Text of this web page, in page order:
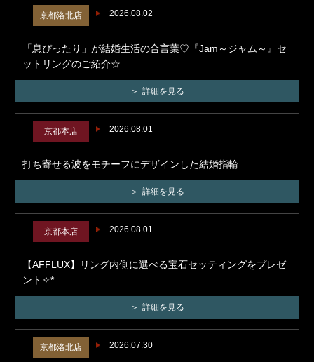
2026.08.02
京都洛北店
「息ぴったり」が結婚生活の合言葉♡『Jam～ジャム～』セ
ットリングのご紹介☆
詳細を見る
2026.08.01
京都本店
打ち寄せる波をモチーフにデザインした結婚指輪
詳細を見る
2026.08.01
京都本店
【AFFLUX】リング内側に選べる宝石セッティングをプレゼ
ント✧*
詳細を見る
2026.07.30
京都洛北店